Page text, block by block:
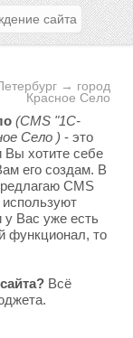
сайта
→ город
Красное Село
(CMS "1C-
Село ) - это
Вы хотите себе
его создам. В
CMS
у Вас уже есть
функционал, то
Всё